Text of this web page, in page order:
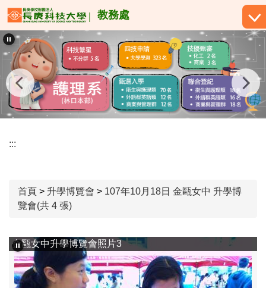
跳
到
主
要
內
容
區
教務處
:::
首頁 > 升學博覽會 > 107年10月18日 金甌女中 升學博
覽會(共 4 張)
金甌女中升學博覽會照片3